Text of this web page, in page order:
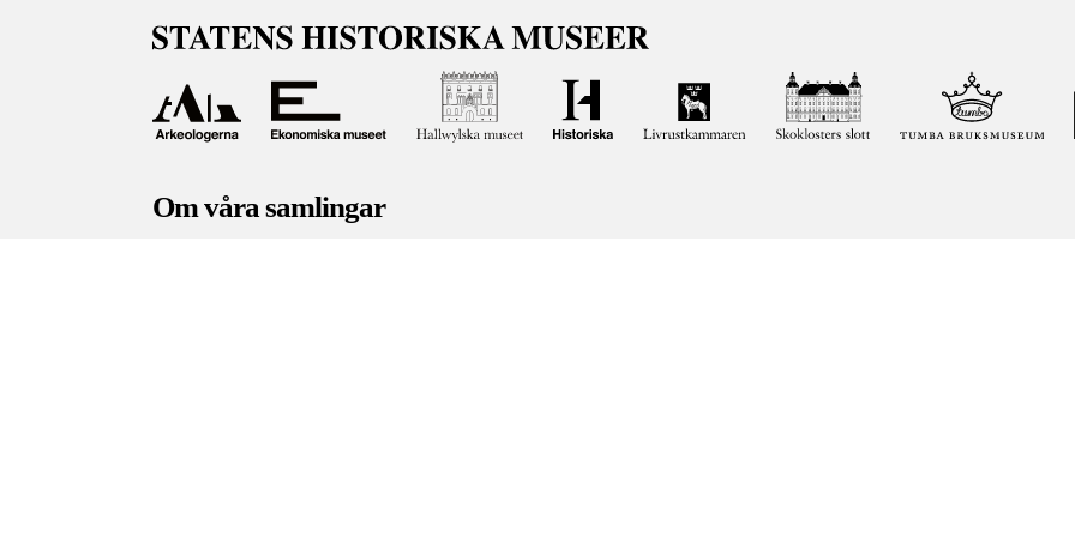
Om våra samlingar